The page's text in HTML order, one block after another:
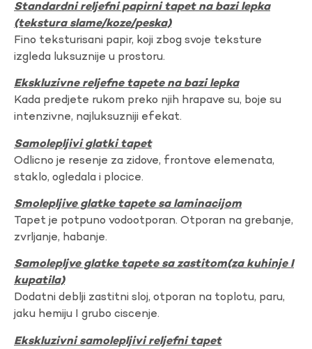
Standardni reljefni papirni tapet na bazi lepka
(tekstura slame/koze/peska)
Fino teksturisani papir, koji zbog svoje teksture
izgleda luksuznije u prostoru.
Ekskluzivne reljefne tapete na bazi lepka
Kada predjete rukom preko njih hrapave su, boje su
intenzivne, najluksuzniji efekat.
Samolepljivi glatki tapet
Odlicno je resenje za zidove, frontove elemenata,
staklo, ogledala i plocice.
Smolepljive glatke tapete sa laminacijom
Tapet je potpuno vodootporan. Otporan na grebanje,
zvrljanje, habanje.
Samolepljve glatke tapete sa zastitom(za kuhinje I
kupatila)
Dodatni deblji zastitni sloj, otporan na toplotu, paru,
jaku hemiju I grubo ciscenje.
Ekskluzivni samolepljivi reljefni tapet